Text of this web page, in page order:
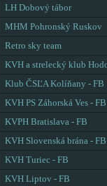
LH Dobový tábor
MHM Pohronský Ruskov
Retro sky team
KVH a strelecký klub
Klub ČSĽA Kolíňany - FB
KVH PS Záhorská Ves - FB
KVPH Bratislava - FB
KVH Slovenská brána - FB
KVH Turiec - FB
KVH Liptov - FB